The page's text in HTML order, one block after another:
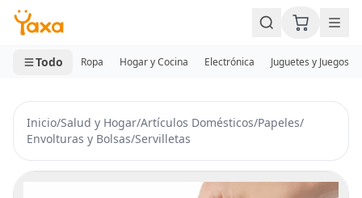
MINI CARRITO
0 productos
Todo Ropa Hogar y Cocina Electrónica Juguetes y Juegos
Inicio/Salud y Hogar/Artículos Domésticos/Papeles/
Envolturas y Bolsas/Servilletas